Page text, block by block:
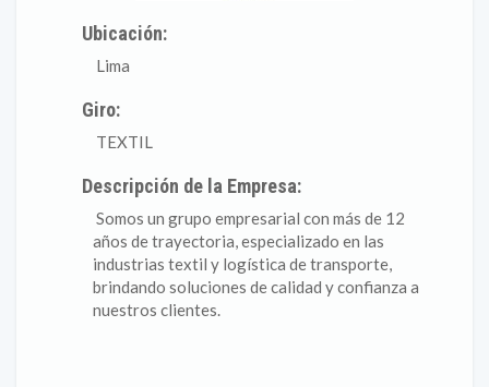
Ubicación:
Lima
Giro:
TEXTIL
Descripción de la Empresa:
Somos un grupo empresarial con más de 12
años de trayectoria, especializado en las
industrias textil y logística de transporte,
brindando soluciones de calidad y confianza a
nuestros clientes.